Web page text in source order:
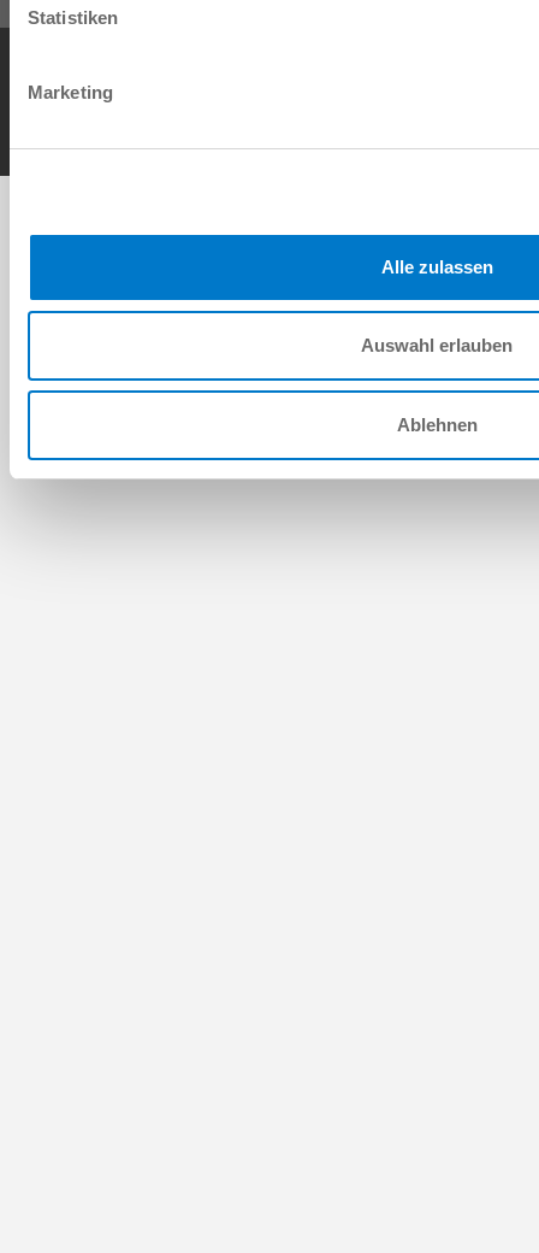
Statistiken
Marketing
Alle zulassen
Auswahl erlauben
Ablehnen